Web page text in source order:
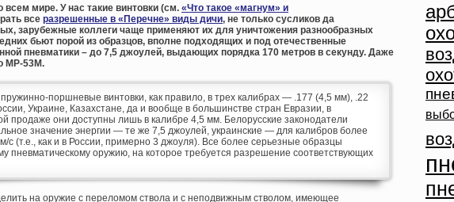
мире. У нас такие винтовки (см. «Что такое «магнум» и
все разрешенные в «Перечне» виды дичи, не только сусликов да
зарубежные коллеги чаще применяют их для уничтожения разнообразных
бьют порой из образцов, вполне подходящих и под отечественные
пневматики – до 7,5 джоулей, выдающих порядка 170 метров в секунду. Даже
МР-53М.
поршневые винтовки, как правило, в трех калибрах — .177 (4,5 мм), .22
Украине, Казахстане, да и вообще в большинстве стран Евразии, в
продаже они доступны лишь в калибре 4,5 мм. Белорусские законодатели
значение энергии — те же 7,5 джоулей, украинские — для калибров более
с (т.е., как и в России, примерно 3 джоуля). Все более серьезные образцы
пневматическому оружию, на которое требуется разрешение соответствующих
на оружие с переломом ствола и с неподвижным стволом, имеющее